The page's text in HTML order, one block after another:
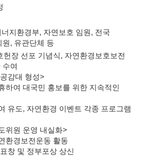
너지환경부, 자연보호 임원, 전국
, 유관단체 등
헌장 선포 기념식, 자연환경보호보전
수여
감대 형성>
하여 대국민 홍보를 위한 지속적인
유도, 자연환경 이벤트 각종 프로그램
위원 운영 내실화>
환경보전운동 활동
창 및 정부포상 상신